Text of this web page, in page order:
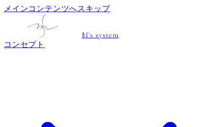
メインコンテンツへスキップ
M's system
コンセプト